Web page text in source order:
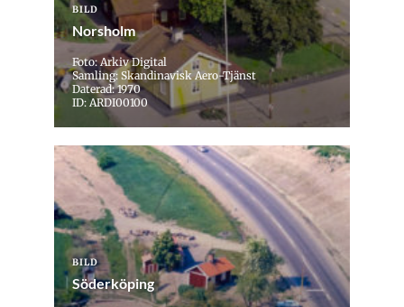
BILD
Norsholm
Foto: Arkiv Digital
Samling: Skandinavisk Aero-Tjänst
Daterad: 1970
ID: ARDI00100
BILD
Söderköping